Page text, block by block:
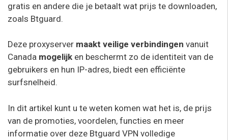
gratis en andere die je betaalt wat prijs te downloaden,
zoals Btguard.
Deze proxyserver maakt veilige verbindingen vanuit
Canada mogelijk en beschermt zo de identiteit van de
gebruikers en hun IP-adres, biedt een efficiënte
surfsnelheid.
In dit artikel kunt u te weten komen wat het is, de prijs
van de promoties, voordelen, functies en meer
informatie over deze Btguard VPN volledige